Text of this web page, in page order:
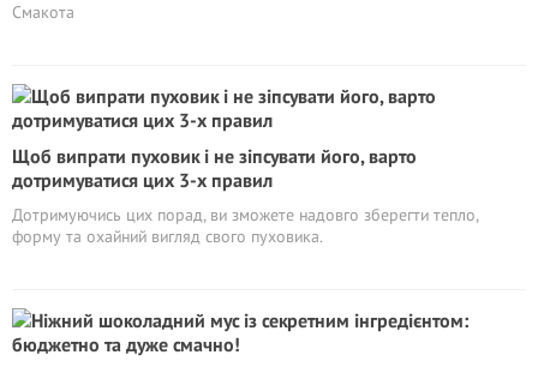
Смакота
Щоб випрати пуховик і не зіпсувати його, варто
дотримуватися цих 3-х правил
Дотримуючись цих порад, ви зможете надовго зберегти тепло,
форму та охайний вигляд свого пуховика.